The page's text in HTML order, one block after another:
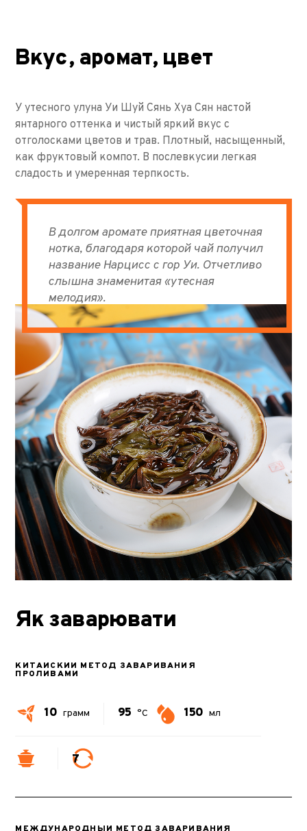
Вкус, аромат, цвет
У утесного улуна Уи Шуй Сянь Хуа Сян настой
янтарного оттенка и чистый яркий вкус с
отголосками цветов и трав. Плотный, насыщенный,
как фруктовый компот. В послевкусии легкая
сладость и умеренная терпкость.
В долгом аромате приятная цветочная
нотка, благодаря которой чай получил
название Нарцисс с гор Уи. Отчетливо
слышна знаменитая «утесная
мелодия».
Як заварювати
КИТАЙСКИЙ МЕТОД ЗАВАРИВАНИЯ
ПРОЛИВАМИ
10 грамм 95 °C 150 мл
7
МЕЖДУНАРОДНЫЙ МЕТОД ЗАВАРИВАНИЯ